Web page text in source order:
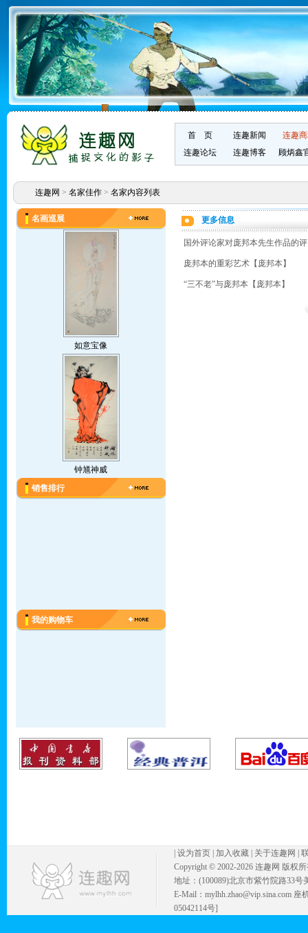
首 页 连趣新闻
连趣
连趣论坛
连趣博客 顾炳鑫
连趣网 > 名家佳作> 名家内容列表
名画巡展
如意宝像
钟馗神威
销售排行
我的购物车
更多信息
国外评论家对庞邦本先生作品的
庞邦本的重彩艺术【庞邦本】
“三不老”与庞邦本【庞邦本】
设为首页 加入收藏 关于连趣网
Copyright © 2002-2026 连趣网 版权
地址：(100089)北京市紫竹院路33号
E-Mail：mylhh.zhao@vip.sina.com
05042114号]